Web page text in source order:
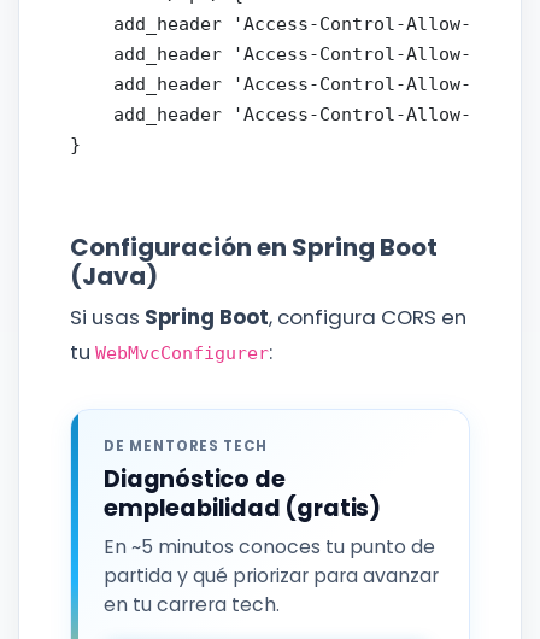
add_header 'Access-Control-Allow-
add_header 'Access-Control-Allow-
add_header 'Access-Control-Allow-
add_header 'Access-Control-Allow-
Configuración en Spring Boot
(Java)
Si usas Spring Boot, configura CORS en
tu WebMvcConfigurer:
DE MENTORES TECH
Diagnóstico de
empleabilidad (gratis)
En ~5 minutos conoces tu punto de
partida y qué priorizar para avanzar
en tu carrera tech.